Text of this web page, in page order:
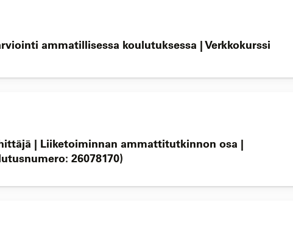
ammatillisessa koulutuksessa | Verkkokurssi
| Liiketoiminnan ammattitutkinnon osa |
26078170)